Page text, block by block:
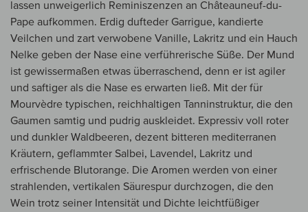
lassen unweigerlich Reminiszenzen an Châteauneuf-du-
Pape aufkommen. Erdig dufteder Garrigue, kandierte
Veilchen und zart verwobene Vanille, Lakritz und ein Hauch
Nelke geben der Nase eine verführerische Süße. Der Mund
ist gewissermaßen etwas überraschend, denn er ist agiler
und saftiger als die Nase es erwarten ließ. Mit der für
Mourvèdre typischen, reichhaltigen Tanninstruktur, die den
Gaumen samtig und pudrig auskleidet. Expressiv voll roter
und dunkler Waldbeeren, dezent bitteren mediterranen
Kräutern, geflammter Salbei, Lavendel, Lakritz und
erfrischende Blutorange. Die Aromen werden von einer
strahlenden, vertikalen Säurespur durchzogen, die den
Wein trotz seiner Intensität und Dichte leichtfüßiger